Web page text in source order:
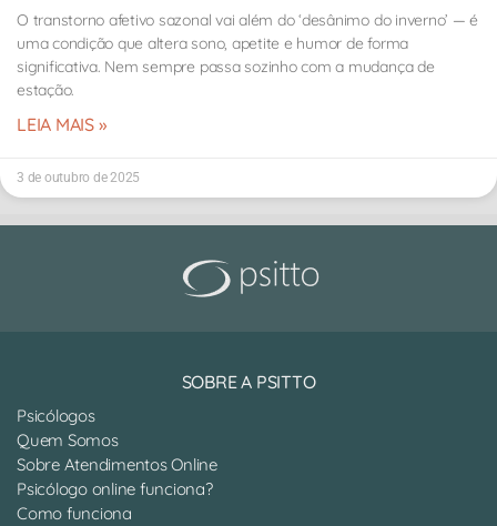
O transtorno afetivo sazonal vai além do ‘desânimo do inverno’ — é
uma condição que altera sono, apetite e humor de forma
significativa. Nem sempre passa sozinho com a mudança de
estação.
LEIA MAIS »
3 de outubro de 2025
SOBRE A PSITTO
Psicólogos
Quem Somos
Sobre Atendimentos Online
Psicólogo online funciona?
Como funciona